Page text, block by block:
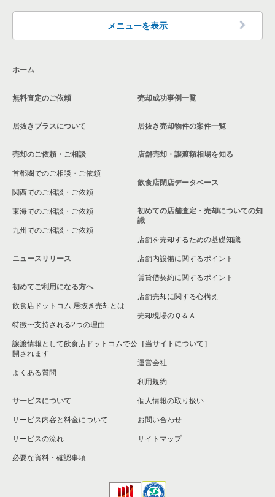
メニューを表示
ホーム
無料査定のご依頼
居抜きプラスについて
売却のご依頼・ご相談
首都圏でのご相談・ご依頼
関西でのご相談・ご依頼
東海でのご相談・ご依頼
九州でのご相談・ご依頼
ニュースリリース
初めてご利用になる方へ
飲食店ドットコム 居抜き売却とは
特徴〜支持される2つの理由
譲渡情報として飲食店ドットコムで公
開されます
よくある質問
サービスについて
サービス内容と料金について
サービスの流れ
必要な資料・確認事項
売却成功事例一覧
居抜き売却物件の案件一覧
店舗売却・譲渡額相場を知る
飲食店閉店データベース
初めての店舗査定・売却についての知
識
店舗を売却するための基礎知識
店舗内設備に関するポイント
賃貸借契約に関するポイント
店舗売却に関する心構え
売却現場のＱ＆Ａ
［当サイトについて］
運営会社
利用規約
個人情報の取り扱い
お問い合わせ
サイトマップ